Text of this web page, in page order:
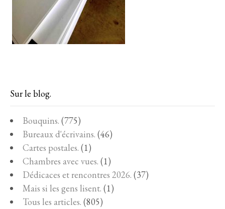
Sur le blog.
Bouquins. (775)
Bureaux d'écrivains. (46)
Cartes postales. (1)
Chambres avec vues. (1)
Dédicaces et rencontres 2026. (37)
Mais si les gens lisent. (1)
Tous les articles. (805)